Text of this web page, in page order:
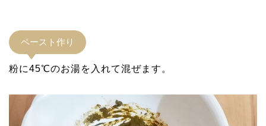
ペースト作り
粉に45℃のお湯を入れて混ぜます。